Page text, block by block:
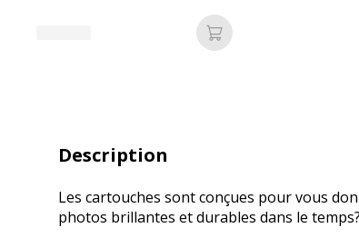
Ajouter au panier
Description
Les cartouches sont conçues pour vous
photos brillantes et durables dans le